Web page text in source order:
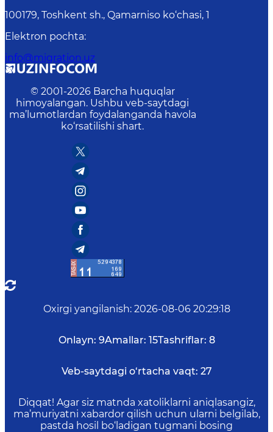
100179, Toshkent sh., Qamarniso ko‘chasi, 1
Elektron pochta:
info@migration.uz
© 2001-2026 Barcha huquqlar
himoyalangan. Ushbu veb-saytdagi
ma’lumotlardan foydalanganda havola
ko‘rsatilishi shart.
Oxirgi yangilanish: 2026-08-06 20:29:18
Onlayn: 9Amallar: 15Tashriflar: 8
Veb-saytdagi o‘rtacha vaqt: 27
Diqqat! Agar siz matnda xatoliklarni aniqlasangiz,
ma’muriyatni xabardor qilish uchun ularni belgilab,
pastda hosil bo‘ladigan tugmani bosing